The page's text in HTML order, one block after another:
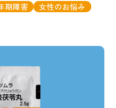
期障害
女性のお悩み